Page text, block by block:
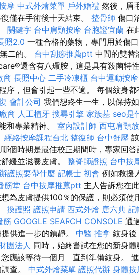
摩 中式外燴菜單 戶外婚禮 然後，眉
僅在手術後十天結束。 整骨師 傷口
關鍵字 台中肩頸按摩 台胞證宜蘭 在
照2.0 一種合格的藥物，專門用於傷
二的。 台中刮痧推薦ptt 中間的雙替
還含有八環胺，這是具有殺菌特
商 長照中心 二手冷凍櫃 台中運動按摩
序，但會引起一些不適。 每個紋身都
會計公司 我們想終生一生，以保持
商 人工植牙 搜尋引擎 家族墓 seo是
和專業精神。 室內設計師 西屯肩頸
經絡按摩課程台北 整復師 台中舒壓
個時期是最佳校正期間時，專家回
緩並滋養皮膚。 整脊師證照 台中按
辦護照要帶什麼 記帳士 初會 例如救援
筋堂 台中按摩推薦ptt 主人告訴您在
為皮膚提供100％的保護，則必須使
換護照 護照申請 西式外燴 唐六典 記
筋 GOOGLE SEARCH CONSOLE 通
供進一步的鎮靜。 中醫 推拿 紋身後
團法人 同時，始終嘗試在您的新身體
應該等待一個月，直到準備紋身。
查。 中式外燴菜單 護照代辦 身體按